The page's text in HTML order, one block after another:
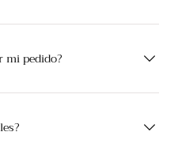
mi pedido?